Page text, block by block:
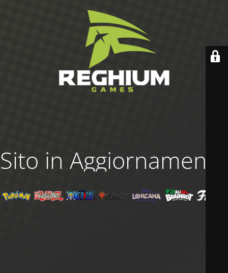
Sito in Aggiornamento